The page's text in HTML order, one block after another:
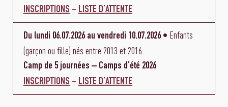
INSCRIPTIONS – LISTE D’ATTENTE
Du lundi 06.07.2026 au vendredi 10.07.2026 • Enfants
(garçon ou fille) nés entre 2013 et 2016
Camp de 5 journées – Camps d’été 2026
INSCRIPTIONS – LISTE D’ATTENTE